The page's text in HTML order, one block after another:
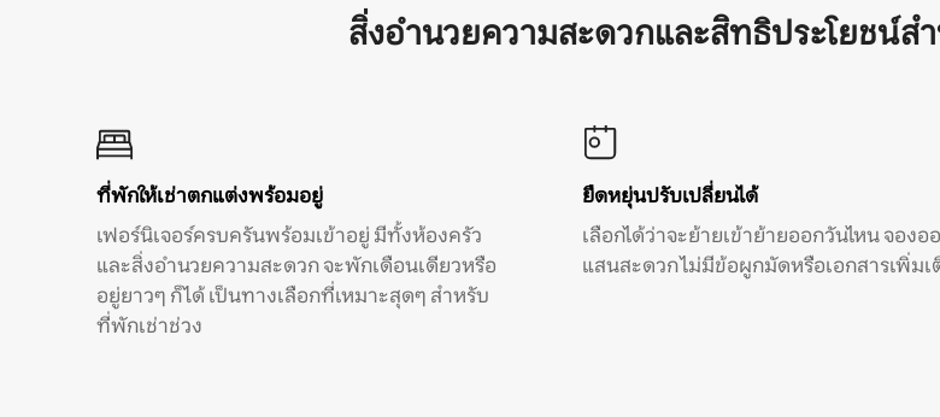
สิ่งอำนวยความสะดวกและสิทธิประโยชน์ส
ที่พักให้เช่าตกแต่งพร้อมอยู่
เฟอร์นิเจอร์ครบครันพร้อมเข้าอยู่ มีทั้งห้องครัว
และสิ่งอำนวยความสะดวก จะพักเดือนเดียวหรือ
อยู่ยาวๆ ก็ได้ เป็นทางเลือกที่เหมาะสุดๆ สำหรับ
ที่พักเช่าช่วง
ยืดหยุ่นปรับเปลี่ยนได้
เลือกได้ว่าจะย้ายเข้าย้ายออกวันไหน จองอ
แสนสะดวก ไม่มีข้อผูกมัดหรือเอกสารเพิ่มเ